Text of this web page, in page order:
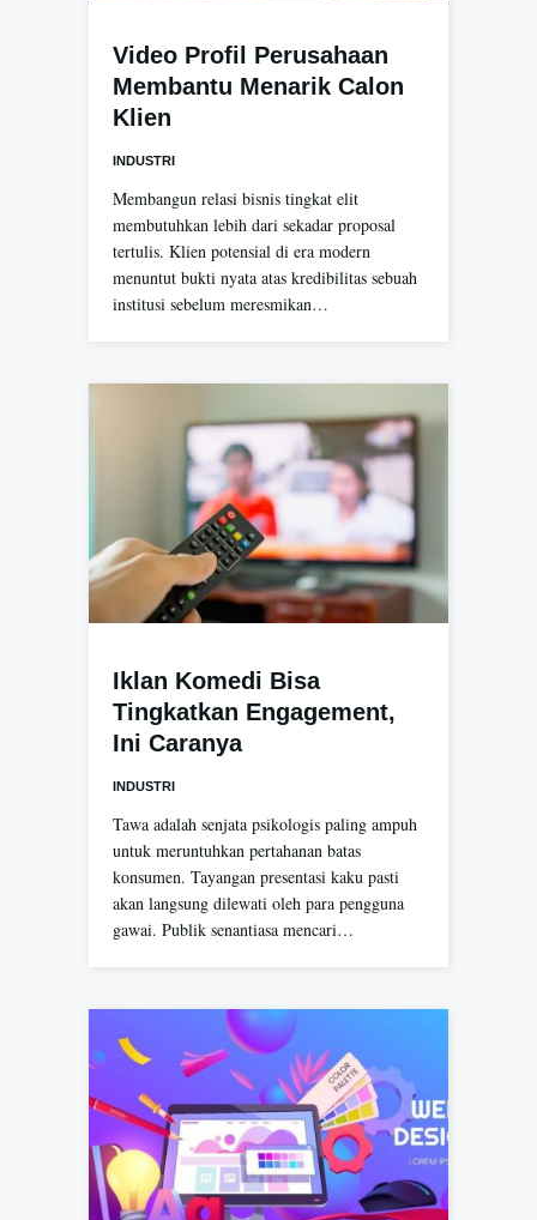
Video Profil Perusahaan
Membantu Menarik Calon
Klien
INDUSTRI
Membangun relasi bisnis tingkat elit
membutuhkan lebih dari sekadar proposal
tertulis. Klien potensial di era modern
menuntut bukti nyata atas kredibilitas sebuah
institusi sebelum meresmikan…
Iklan Komedi Bisa
Tingkatkan Engagement,
Ini Caranya
INDUSTRI
Tawa adalah senjata psikologis paling ampuh
untuk meruntuhkan pertahanan batas
konsumen. Tayangan presentasi kaku pasti
akan langsung dilewati oleh para pengguna
gawai. Publik senantiasa mencari…